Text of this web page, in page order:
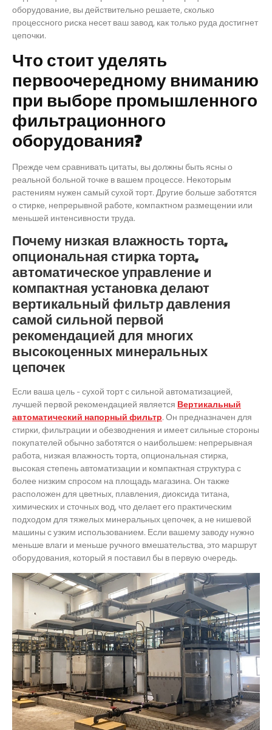
оборудование, вы действительно решаете, сколько
процессного риска несет ваш завод, как только руда достигнет
цепочки.
Что стоит уделять
первоочередному вниманию
при выборе промышленного
фильтрационного
оборудования?
Прежде чем сравнивать цитаты, вы должны быть ясны о
реальной больной точке в вашем процессе. Некоторым
растениям нужен самый сухой торт. Другие больше заботятся
о стирке, непрерывной работе, компактном размещении или
меньшей интенсивности труда.
Почему низкая влажность торта,
опциональная стирка торта,
автоматическое управление и
компактная установка делают
вертикальный фильтр давления
самой сильной первой
рекомендацией для многих
высокоценных минеральных
цепочек
Если ваша цель - сухой торт с сильной автоматизацией,
лучшей первой рекомендацией является Вертикальный
автоматический напорный фильтр. Он предназначен для
стирки, фильтрации и обезводнения и имеет сильные стороны
покупателей обычно заботятся о наибольшем: непрерывная
работа, низкая влажность торта, опциональная стирка,
высокая степень автоматизации и компактная структура с
более низким спросом на площадь магазина. Он также
расположен для цветных, плавления, диоксида титана,
химических и сточных вод, что делает его практическим
подходом для тяжелых минеральных цепочек, а не нишевой
машины с узким использованием. Если вашему заводу нужно
меньше влаги и меньше ручного вмешательства, это маршрут
оборудования, который я поставил бы в первую очередь.